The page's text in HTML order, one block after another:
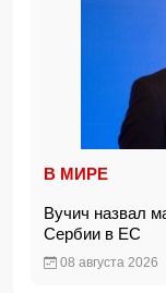
В МИРЕ
Вучич назвал
Сербии в ЕС
08 августа 2026